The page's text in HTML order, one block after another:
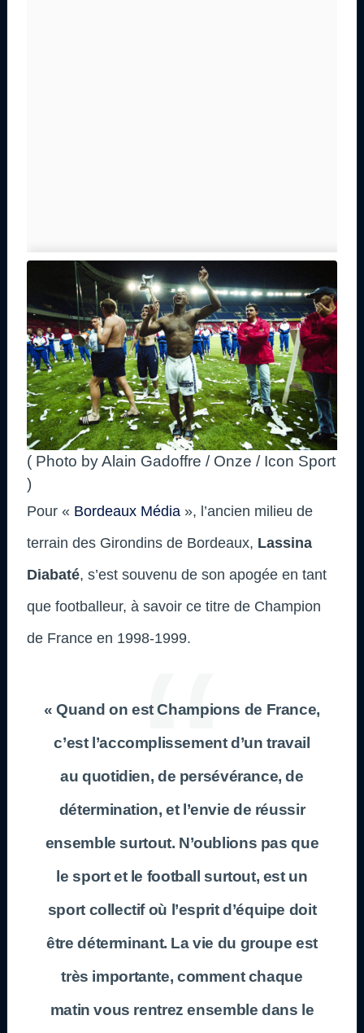
( Photo by Alain Gadoffre / Onze / Icon Sport
)
Pour « Bordeaux Média », l’ancien milieu de
terrain des Girondins de Bordeaux, Lassina
Diabaté, s’est souvenu de son apogée en tant
que footballeur, à savoir ce titre de Champion
de France en 1998-1999.
« Quand on est Champions de France,
c’est l’accomplissement d’un travail
au quotidien, de persévérance, de
détermination, et l’envie de réussir
ensemble surtout. N’oublions pas que
le sport et le football surtout, est un
sport collectif où l’esprit d’équipe doit
être déterminant. La vie du groupe est
très importante, comment chaque
matin vous rentrez ensemble dans le